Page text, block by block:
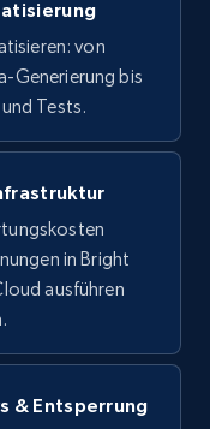
testen
by using
Initial
count, and
von
Generierung bis
Tests.
in Bright
ausführen
& Entsperrung